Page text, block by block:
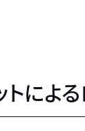
トによ